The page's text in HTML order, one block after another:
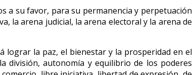
a su favor, para su permanencia y perpetuación
la arena judicial, la arena electoral y la arena de
lograr la paz, el bienestar y la prosperidad en el
división, autonomía y equilibrio de los poderes